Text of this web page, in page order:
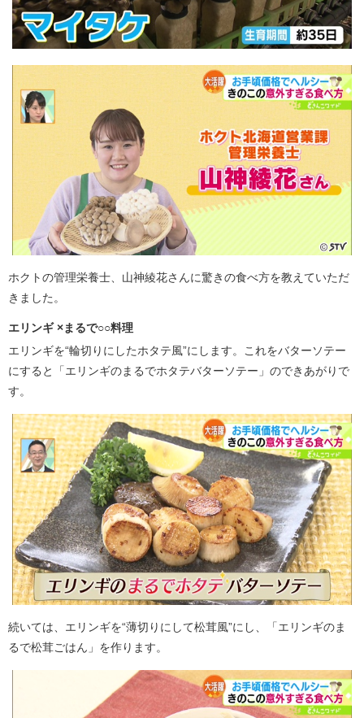
ホクトの管理栄養士、山神綾花さんに驚きの食べ方を教えていただ
きました。
エリンギ ×まるで○○料理
エリンギを“輪切りにしたホタテ風”にします。これをバターソテー
にすると「エリンギのまるでホタテバターソテー」のできあがりで
す。
続いては、エリンギを“薄切りにして松茸風”にし、「エリンギのま
るで松茸ごはん」を作ります。